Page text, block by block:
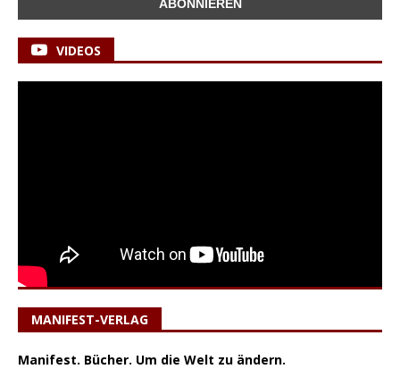
VIDEOS
MANIFEST-VERLAG
Manifest. Bücher. Um die Welt zu ändern.